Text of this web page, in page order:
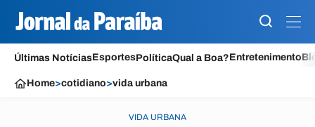
Últimas NotíciasEsportesPolíticaQual a Boa?Entretenimento
Home>cotidiano>vida urbana
VIDA URBANA